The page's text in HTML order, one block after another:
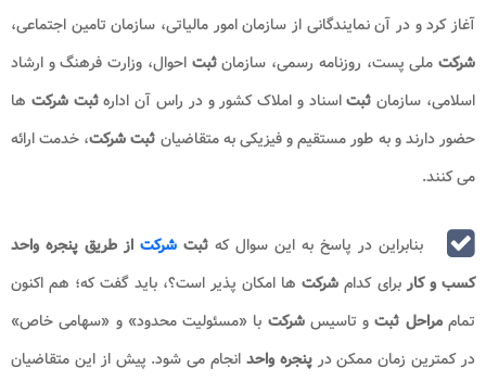
آغاز کرد و در آن نمایندگانی از سازمان امور مالیاتی، سازمان تامین اجتماعی،
شرکت ملی پست، روزنامه رسمی، سازمانثبتاحوال، وزارت فرهنگ و ارشاد
اسلامی، سازمان ثبتاسناد و املاک کشور و در راس آن ادارهثبت شرکت ‌ ها
حضور دارند و به‌ طور مستقیم و فیزیکی به متقاضیان ثبت شرکت، خدمت ارائه
می‌ کنند.
بنابراین در پاسخ به این سوال که ثبت شرکت از طریق پنجره واحد
کسب و کاربرای کدام شرکت ها امکان پذیر است؟، باید گفت که؛ هم ‌اکنون
تماممراحل ثبت و تاسیسشرکت با «مسئولیت محدود» و «سهامی خاص»
در کمترین زمان ممکن درپنجره واحد انجام می‌ شود. پیش از این متقاضیان